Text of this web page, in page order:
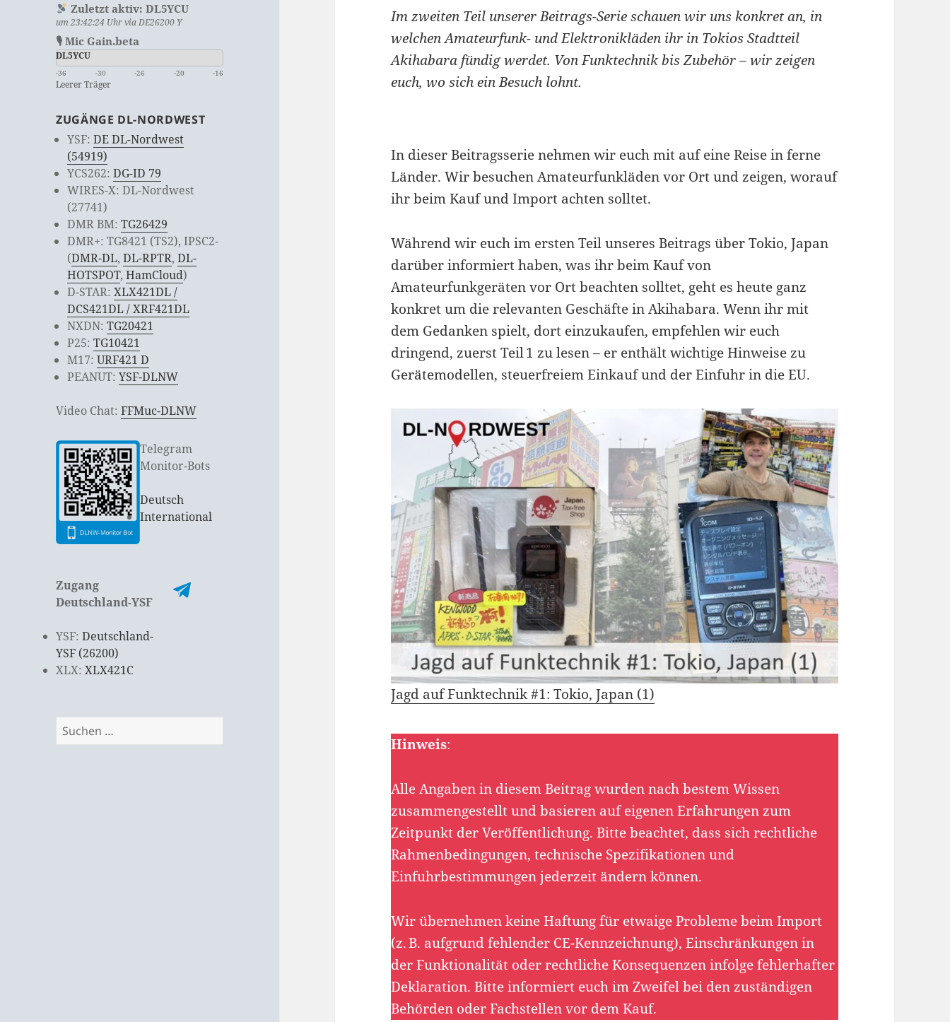
Zuletzt aktiv: DL5YCU
um 23:42:24 Uhr via DE26200 Y
🎙 Mic Gain.beta
DL5YCU
-36 -30 -26 -20 -16
Leerer Träger
ZUGÄNGE DL-NORDWEST
YSF:DE DL-Nordwest
(54919)
YCS262:DG-ID 79
WIRES-X: DL-Nordwest
(27741)
DMR BM:TG26429
DMR+: TG8421 (TS2), IPSC2-
(DMR-DL,DL-RPTR,DL-
HOTSPOT,HamCloud)
D-STAR:XLX421DL /
DCS421DL / XRF421DL
NXDN:TG20421
P25:TG10421
M17:URF421 D
PEANUT:YSF-DLNW
Video Chat:FFMuc-DLNW
Telegram
Monitor-Bots
Deutsch
International
Zugang
Deutschland-YSF
YSF:Deutschland-
YSF (26200)
XLX:XLX421C
Suchen
nach:
Im zweiten Teil unserer Beitrags-Serie schauen wir uns konkret an, in
welchen Amateurfunk- und Elektronikläden ihr in Tokios Stadtteil
Akihabara fündig werdet. Von Funktechnik bis Zubehör – wir zeigen
euch, wo sich ein Besuch lohnt.
In dieser Beitragsserie nehmen wir euch mit auf eine Reise in ferne
Länder. Wir besuchen Amateurfunkläden vor Ort und zeigen, worauf
ihr beim Kauf und Import achten solltet.
Während wir euch im ersten Teil unseres Beitrags über Tokio, Japan
darüber informiert haben, was ihr beim Kauf von
Amateurfunkgeräten vor Ort beachten solltet, geht es heute ganz
konkret um die relevanten Geschäfte in Akihabara. Wenn ihr mit
dem Gedanken spielt, dort einzukaufen, empfehlen wir euch
dringend, zuerst Teil 1 zu lesen – er enthält wichtige Hinweise zu
Gerätemodellen, steuerfreiem Einkauf und der Einfuhr in die EU.
Jagd auf Funktechnik #1: Tokio, Japan (1)
Hinweis:
Alle Angaben in diesem Beitrag wurden nach bestem Wissen
zusammengestellt und basieren auf eigenen Erfahrungen zum
Zeitpunkt der Veröffentlichung. Bitte beachtet, dass sich rechtliche
Rahmenbedingungen, technische Spezifikationen und
Einfuhrbestimmungen jederzeit ändern können.
Wir übernehmen keine Haftung für etwaige Probleme beim Import
(z. B. aufgrund fehlender CE-Kennzeichnung), Einschränkungen in
der Funktionalität oder rechtliche Konsequenzen infolge fehlerhafter
Deklaration. Bitte informiert euch im Zweifel bei den zuständigen
Behörden oder Fachstellen vor dem Kauf.